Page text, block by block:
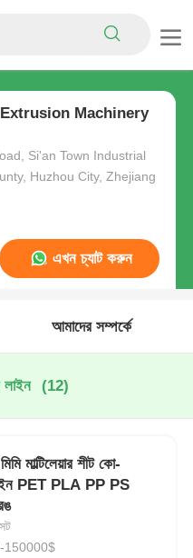
Machinery
Si'an Town Industrial
Huzhou City, Zhejiang
এখন চ্যাট করুন
আমাদের সম্পর্কে
লাইন (12)
মাল্টিলেয়ার শীট কো-
PET PLA PP PS
150000$